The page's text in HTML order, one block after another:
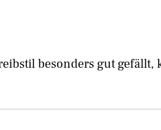
besonders gut gefällt,